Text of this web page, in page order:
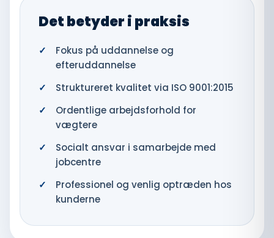
Det betyder i praksis
Fokus på uddannelse og
efteruddannelse
Struktureret kvalitet via ISO 9001:2015
Ordentlige arbejdsforhold for
vægtere
Socialt ansvar i samarbejde med
jobcentre
Professionel og venlig optræden hos
kunderne